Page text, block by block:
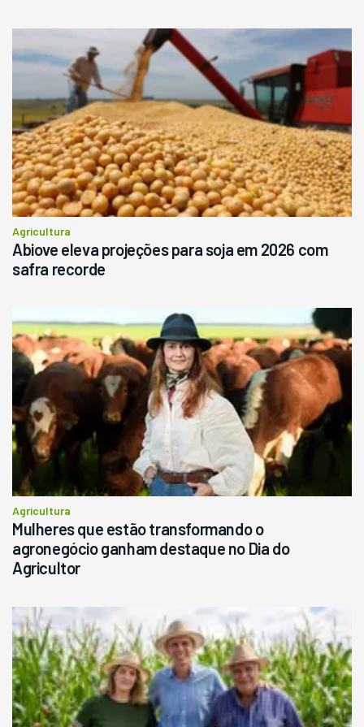
Agricultura
Abiove eleva projeções para soja em 2026 com
safra recorde
Agricultura
Mulheres que estão transformando o
agronegócio ganham destaque no Dia do
Agricultor